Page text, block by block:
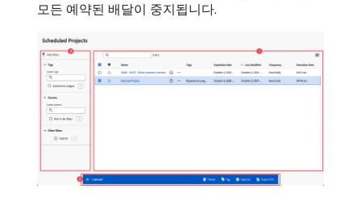
모든 예약된 배달이 중지됩니다.